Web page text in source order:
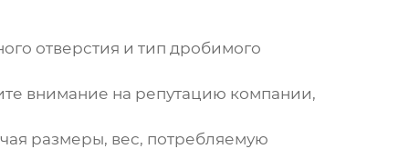
отверстия и тип дробимого
внимание на репутацию компании,
размеры, вес, потребляемую